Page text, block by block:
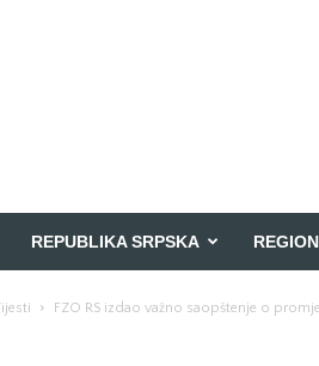
REPUBLIKA SRPSKA REGION
FZO RS izdao važno saopštenje o